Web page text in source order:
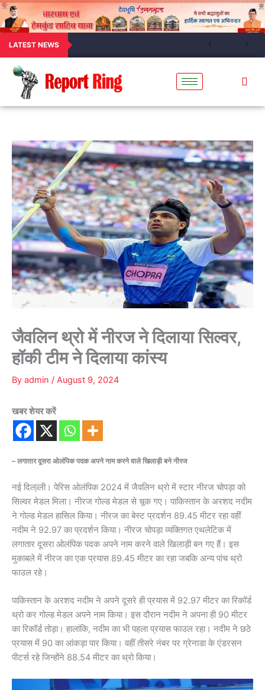
LATEST NEWS
जैवलिन थ्रो में नीरज ने दिलाया सिल्वर,
हॉकी टीम ने दिलाया कांस्य
By admin / August 9, 2024
खबर शेयर करें
– लगातार दूसरा ओलंपिक पदक अपने नाम करने वाले खिलाड़ी बने नीरज
नई दिल्ïली। पेरिस ओलंपिक 2024 में जैवलिन थ्रो में स्टार नीरज चोपड़ा को
सिल्वर मेडल मिला। नीरज गोल्ड मेडल से चूक गए। पाकिस्तान के अरशद नदीम
ने गोल्ड मेडल हासिल किया। नीरज का बेस्ट प्रदर्शन 89.45 मीटर रहा वहीं
नदीम ने 92.97 का प्रदर्शन किया। नीरज चोपड़ा व्यक्तिगत एथलेटिक में
लगातार दूसरा ओलंपिक पदक अपने नाम करने वाले खिलाड़ी बन गए हैं। इस
मुकाबले में नीरज का एक प्रयास 89.45 मीटर का रहा जबकि अन्य पांच थ्रो
फाउल रहे।
पाकिस्तान के अरशद नदीम ने अपने दूसरे ही प्रयास में 92.97 मीटर का रिकॉर्ड
थ्रो कर गोल्ड मेडल अपने नाम किया। इस दौरान नदीम ने अपना ही 90 मीटर
का रिकॉर्ड तोड़ा। हालांकि, नदीम का भी पहला प्रयास फाउल रहा। नदीम ने छठे
प्रयास में 90 का आंकड़ा पार किया। वहीं तीसरे नंबर पर ग्रेनाडा के एंडरसन
पीटर्स रहे जिन्होंने 88.54 मीटर का थ्रो किया।